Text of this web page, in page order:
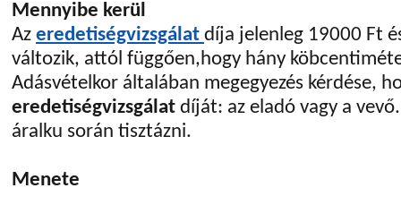
Mennyibe kerül
Az eredetiségvizsgálat díja jelenleg 19000 Ft
változik, attól függően,hogy hány
Adásvételkor általában megegyezés kérdése,
eredetiségvizsgálat díját: az eladó vagy a
áralku során tisztázni.
Menete